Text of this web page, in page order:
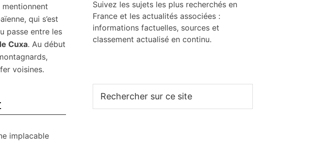
mentionnent
qui s’est
passe entre les
Cuxa. Au début
voisines.
implacable
Suivez les sujets les plus recherchés en
France et les actualités associées :
informations factuelles, sources et
classement actualisé en continu.
sur